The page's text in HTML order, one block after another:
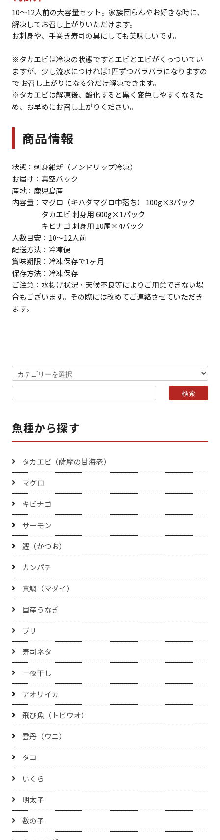
10～12人前の大容量セット。家族団らんやお好きな時に、
解凍してお召し上がりいただけます。
お刺身や、手巻き寿司の具にしても美味しいです。
※タカエビは冷凍の状態ですとエビとエビがくっついてい
ますが、少し流水につければ1匹ずつバラバラになりますの
で お召し上がりになる分だけ解凍できます。
※タカエビは解凍後、酸化すると黒く変色しやすくなるた
め、お早めにお召し上がりください。
商品情報
状態：刺身維新（ノンドリップ冷凍）
お届け：真空パック
産地：鹿児島産
内容量：マグロ（キハダマグロ中落ち） 100g×3パック
タカエビ 刺身用 600g×1パック
キビナゴ 刺身用 10尾×4パック
人数目安：10～12人前
配送方法：冷凍便
賞味期限：冷凍保存で1ヶ月
保存方法：冷凍保存
ご注意：水揚げ状況・天候不良等によりご用意できない場
合もございます。その際には改めてご連絡させていただき
ます。
魚種から探す
タカエビ（薩摩の甘海老）
マグロ
キビナゴ
サーモン
鰹（かつお）
カンパチ
真鯛（マダイ）
国産うなぎ
ブリ
寿司ネタ
一夜干し
アオリイカ
飛び魚（トビウオ）
雲丹（ウニ）
タコ
いくら
明太子
数の子